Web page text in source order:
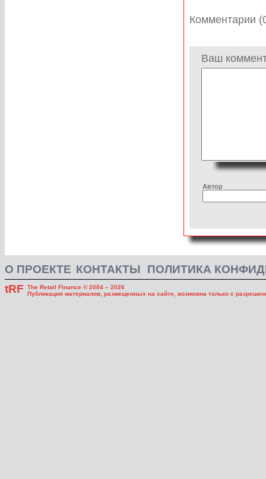
Комментарии
Ваш
Автор
О ПРОЕКТЕ КОНТАКТЫ ПОЛИТИКА
The Retail Finance © 2004 – 2026
Публикация материалов, размещенных на сайте, возможна только с
tRF